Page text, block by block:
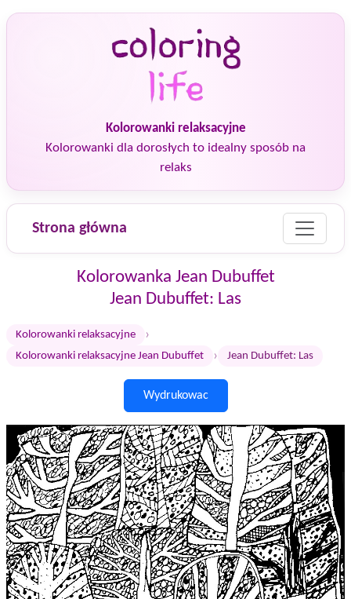
Kolorowanki relaksacyjne
Kolorowanki dla dorosłych to idealny sposób na
relaks
Strona główna
Kolorowanka Jean Dubuffet
Jean Dubuffet: Las
Kolorowanki relaksacyjne ›
Kolorowanki relaksacyjne Jean Dubuffet › Jean Dubuffet: Las
Wydrukowac